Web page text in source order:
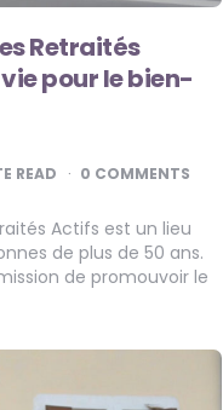
Retraités
pour le bien-
READ 0 COMMENTS
Actifs est un lieu
de plus de 50 ans.
de promouvoir le